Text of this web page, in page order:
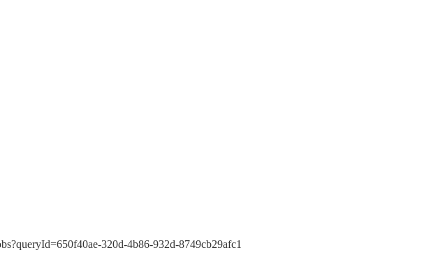
320d-4b86-932d-8749cb29afc1